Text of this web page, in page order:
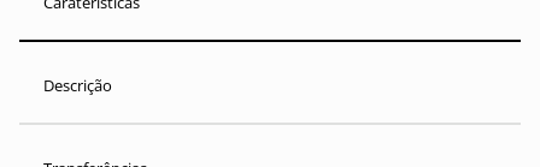
Descrição